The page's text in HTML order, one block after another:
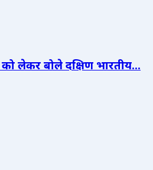
लेकर बोले दक्षिण भारतीय...